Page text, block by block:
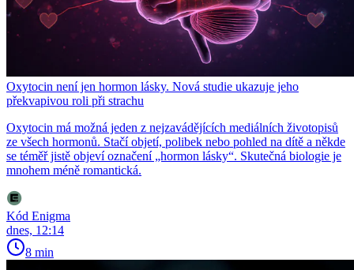
Oxytocin není jen hormon lásky. Nová studie ukazuje jeho
překvapivou roli při strachu
Oxytocin má možná jeden z nejzavádějících mediálních životopisů
ze všech hormonů. Stačí objetí, polibek nebo pohled na dítě a někde
se téměř jistě objeví označení „hormon lásky“. Skutečná biologie je
mnohem méně romantická.
Kód Enigma
dnes, 12:14
8 min